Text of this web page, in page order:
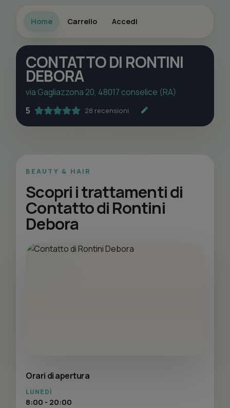
Home Carrello Accedi
CONTATTO DI RONTINI
DEBORA
via Gagliazzona 20, 48017 conselice (RA)
5
28 recensioni
BEAUTY & HAIR
Scopri i trattamenti di
Contatto di Rontini
Debora
Orari di apertura
LUNEDÌ
8:00 - 20:00